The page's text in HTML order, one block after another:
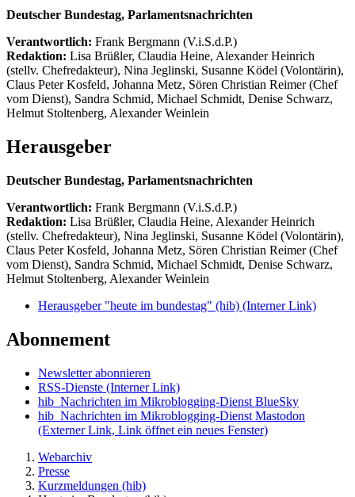
Deutscher Bundestag, Parlamentsnachrichten
Verantwortlich: Frank Bergmann (V.i.S.d.P.)
Redaktion: Lisa Brüßler, Claudia Heine, Alexander Heinrich
(stellv. Chefredakteur), Nina Jeglinski, Susanne Ködel (Volontärin),
Claus Peter Kosfeld, Johanna Metz, Sören Christian Reimer (Chef
vom Dienst), Sandra Schmid, Michael Schmidt, Denise Schwarz,
Helmut Stoltenberg, Alexander Weinlein
Herausgeber
Deutscher Bundestag, Parlamentsnachrichten
Verantwortlich: Frank Bergmann (V.i.S.d.P.)
Redaktion: Lisa Brüßler, Claudia Heine, Alexander Heinrich
(stellv. Chefredakteur), Nina Jeglinski, Susanne Ködel (Volontärin),
Claus Peter Kosfeld, Johanna Metz, Sören Christian Reimer (Chef
vom Dienst), Sandra Schmid, Michael Schmidt, Denise Schwarz,
Helmut Stoltenberg, Alexander Weinlein
Herausgeber "heute im bundestag" (hib) (Interner Link)
Abonnement
Newsletter abonnieren
RSS-Dienste (Interner Link)
hib_Nachrichten im Mikroblogging-Dienst BlueSky
hib_Nachrichten im Mikroblogging-Dienst Mastodon
(Externer Link, Link öffnet ein neues Fenster)
Webarchiv
Presse
Kurzmeldungen (hib)